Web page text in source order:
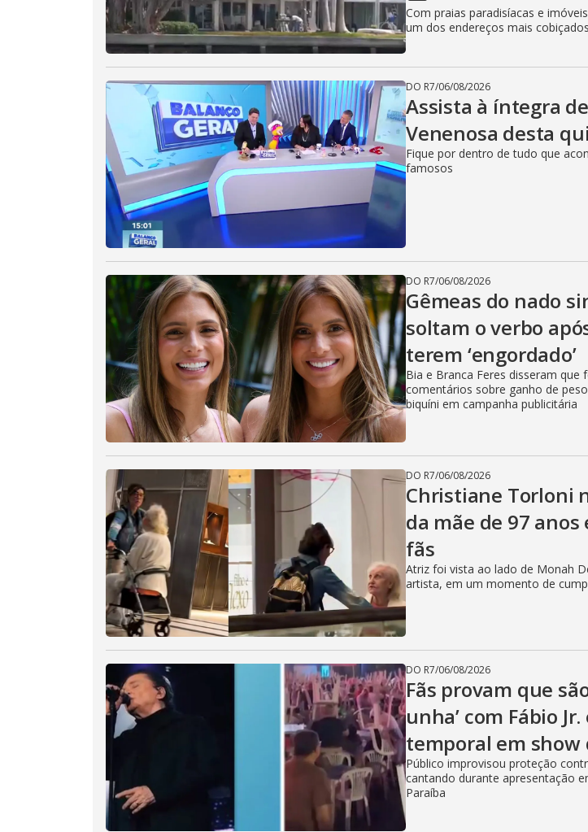
Com praias paradisíacas e
um dos endereços mais
DO R7/06/08/2026
Assista à íntegra
Venenosa desta
Fique por dentro de tudo que
famosos
DO R7/06/08/2026
Gêmeas do nado
soltam o verbo
terem ‘engordado’
Bia e Branca Feres disseram que
comentários sobre ganho de
biquíni em campanha publicitária
DO R7/06/08/2026
Christiane Torloni
da mãe de 97 anos
fãs
Atriz foi vista ao lado de Monah
artista, em um momento de
DO R7/06/08/2026
Fãs provam que
unha’ com Fábio
temporal em
Público improvisou proteção
cantando durante apresentação
Paraíba